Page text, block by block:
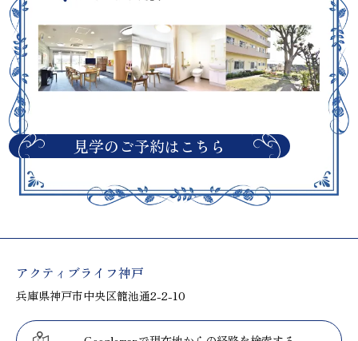
見学のご予約はこちら
アクティブライフ神戸
兵庫県神戸市中央区籠池通2-2-10